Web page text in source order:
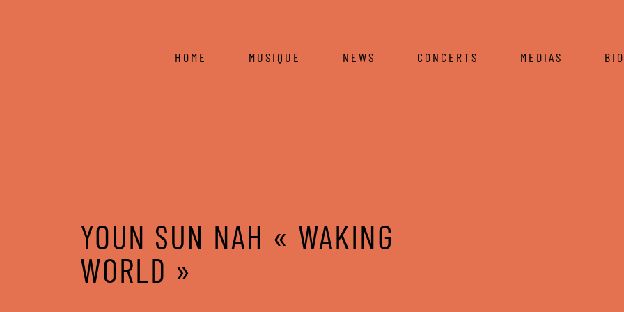
HOME MUSIQUE NEWS CONCERTS MEDIAS BIO
YOUN SUN NAH « WAKING
WORLD »